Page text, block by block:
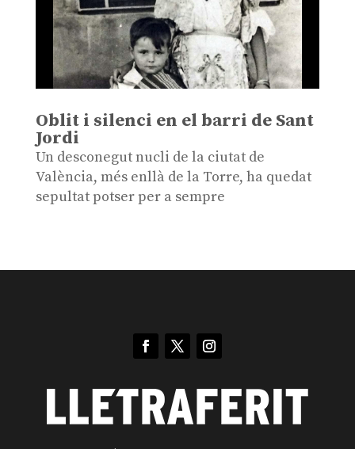
Oblit i silenci en el barri de Sant
Jordi
Un desconegut nucli de la ciutat de
València, més enllà de la Torre, ha quedat
sepultat potser per a sempre